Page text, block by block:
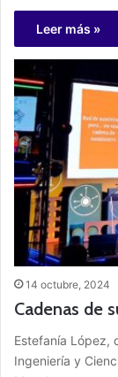
Leer más »
14 octubre, 2024
Cadenas de
Estefanía López,
Ingeniería y